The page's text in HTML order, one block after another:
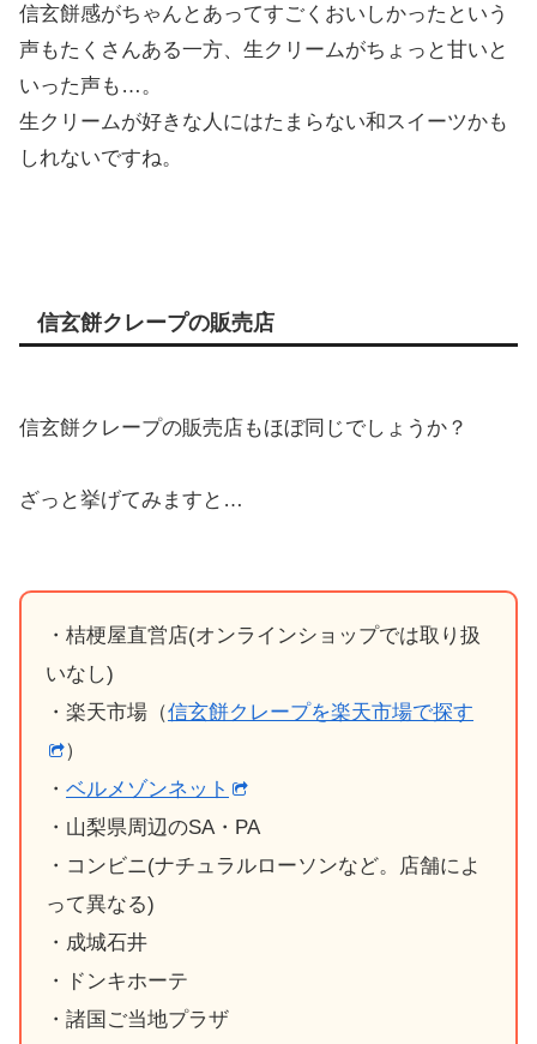
信玄餅感がちゃんとあってすごくおいしかったという
声もたくさんある一方、生クリームがちょっと甘いと
いった声も…。
生クリームが好きな人にはたまらない和スイーツかも
しれないですね。
信玄餅クレープの販売店
信玄餅クレープの販売店もほぼ同じでしょうか？
ざっと挙げてみますと…
・桔梗屋直営店(オンラインショップでは取り扱
いなし)
・楽天市場（信玄餅クレープを楽天市場で探す
）
・ ベルメゾンネット
・山梨県周辺のSA・PA
・コンビニ(ナチュラルローソンなど。店舗によ
って異なる)
・成城石井
・ドンキホーテ
・諸国ご当地プラザ